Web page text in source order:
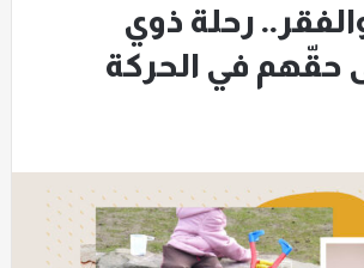
رحلة ذوي
حقّهم في الحركة